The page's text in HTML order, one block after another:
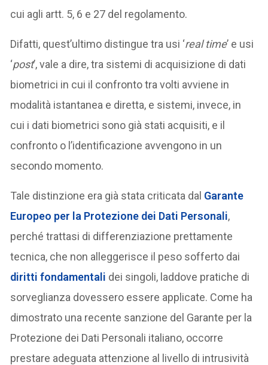
cui agli artt. 5, 6 e 27 del regolamento.
Difatti, quest’ultimo distingue tra usi ‘real time’ e usi
‘post’, vale a dire, tra sistemi di acquisizione di dati
biometrici in cui il confronto tra volti avviene in
modalità istantanea e diretta, e sistemi, invece, in
cui i dati biometrici sono già stati acquisiti, e il
confronto o l’identificazione avvengono in un
secondo momento.
Tale distinzione era già stata criticata dal Garante
Europeo per la Protezione dei Dati Personali,
perché trattasi di differenziazione prettamente
tecnica, che non alleggerisce il peso sofferto dai
diritti fondamentali dei singoli, laddove pratiche di
sorveglianza dovessero essere applicate. Come ha
dimostrato una recente sanzione del Garante per la
Protezione dei Dati Personali italiano, occorre
prestare adeguata attenzione al livello di intrusività